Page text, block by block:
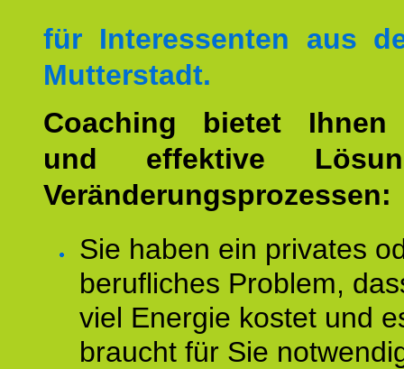
für Interessenten aus
Mutterstadt.
Coaching bietet Ihnen
und effektive
Veränderungsprozessen:
Sie haben ein privates
berufliches Problem,
viel Energie kostet und
braucht für Sie